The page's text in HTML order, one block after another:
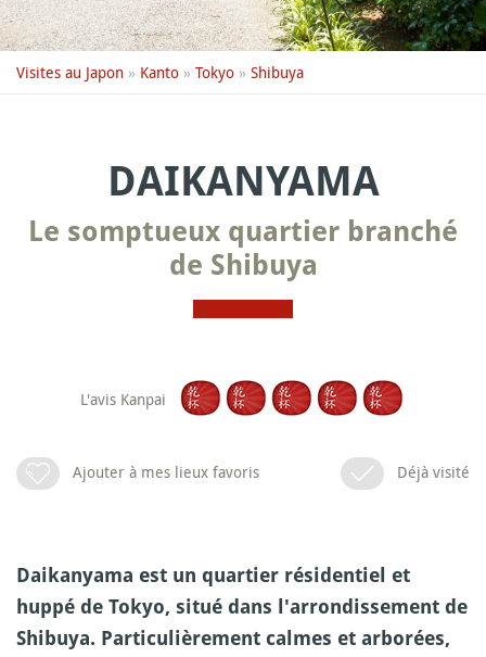
Visites au Japon » Kanto » Tokyo » Shibuya
DAIKANYAMA
Le somptueux quartier branché
de Shibuya
L'avis Kanpai
Ajouter à mes lieux favoris Déjà visité
Daikanyama est un quartier résidentiel et
huppé de Tokyo, situé dans l'arrondissement de
Shibuya. Particulièrement calmes et arborées,